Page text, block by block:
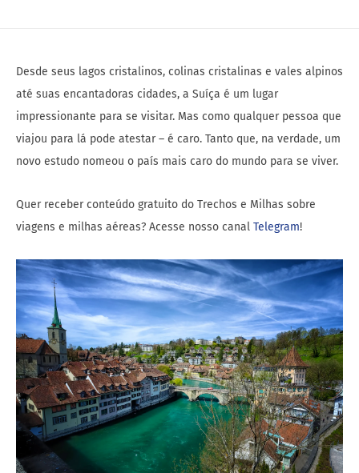
Desde seus lagos cristalinos, colinas cristalinas e vales alpinos
até suas encantadoras cidades, a Suíça é um lugar
impressionante para se visitar. Mas como qualquer pessoa que
viajou para lá pode atestar – é caro. Tanto que, na verdade, um
novo estudo nomeou o país mais caro do mundo para se viver.
Quer receber conteúdo gratuito do Trechos e Milhas sobre
viagens e milhas aéreas? Acesse nosso canal Telegram!